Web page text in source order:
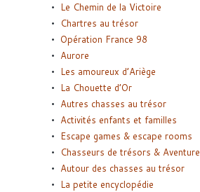
Le Chemin de la Victoire
Chartres au trésor
Opération France 98
Aurore
Les amoureux d’Ariège
La Chouette d’Or
Autres chasses au trésor
Activités enfants et familles
Escape games & escape rooms
Chasseurs de trésors & Aventure
Autour des chasses au trésor
La petite encyclopédie